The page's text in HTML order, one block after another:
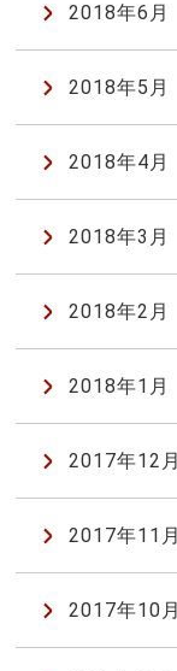
2018年6月
2018年5月
2018年4月
2018年3月
2018年2月
2018年1月
2017年12月
2017年11月
2017年10月